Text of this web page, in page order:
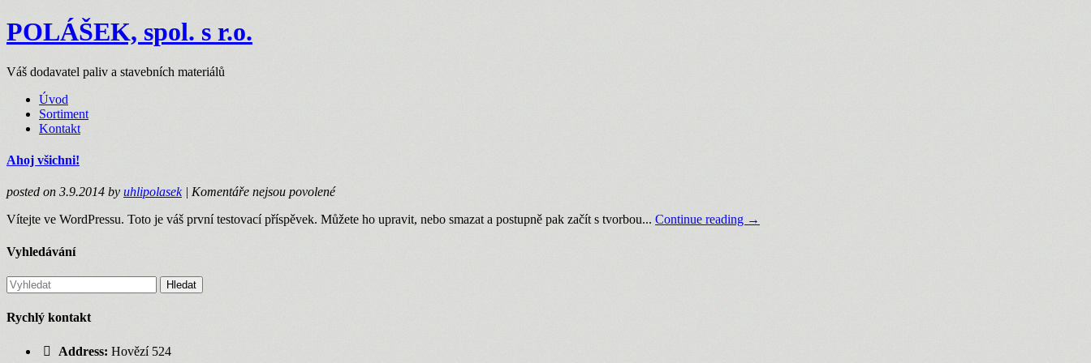
POLÁŠEK, spol. s r.o.
Váš dodavatel paliv a stavebních materiálů
Úvod
Sortiment
Kontakt
Ahoj všichni!
posted on 3.9.2014 by uhlipolasek | Komentáře nejsou povolenéu
s
Vítejte ve WordPressu. Toto je váš první testovací příspěvek. Můžete ho upravit, nebo smazat a postupně pak začít s tvorbou... Continue reading →
Vyhledávání
Hledat
Rychlý kontakt
Address: Hovězí 524